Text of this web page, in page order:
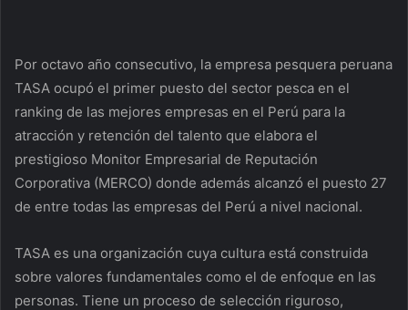
Por octavo año consecutivo, la empresa pesquera peruana
TASA ocupó el primer puesto del sector pesca en el
ranking de las mejores empresas en el Perú para la
atracción y retención del talento que elabora el
prestigioso Monitor Empresarial de Reputación
Corporativa (MERCO) donde además alcanzó el puesto 27
de entre todas las empresas del Perú a nivel nacional.
TASA es una organización cuya cultura está construida
sobre valores fundamentales como el de enfoque en las
personas. Tiene un proceso de selección riguroso,